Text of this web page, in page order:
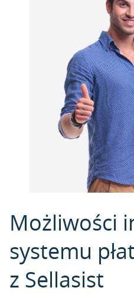
Możliwości
systemu
z Sellasist